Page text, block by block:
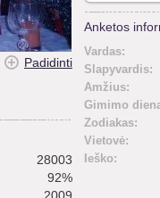
Padidinti
28003
92%
Anketos
Vardas:
Slapyvardis:
Amžius:
Gimimo
Zodiakas:
Vietovė:
Ieško: